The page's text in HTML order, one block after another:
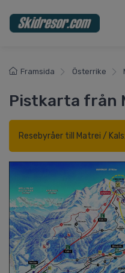
Framsida Österrike
Pistkarta från
Resebyråer till Matrei / Kals: